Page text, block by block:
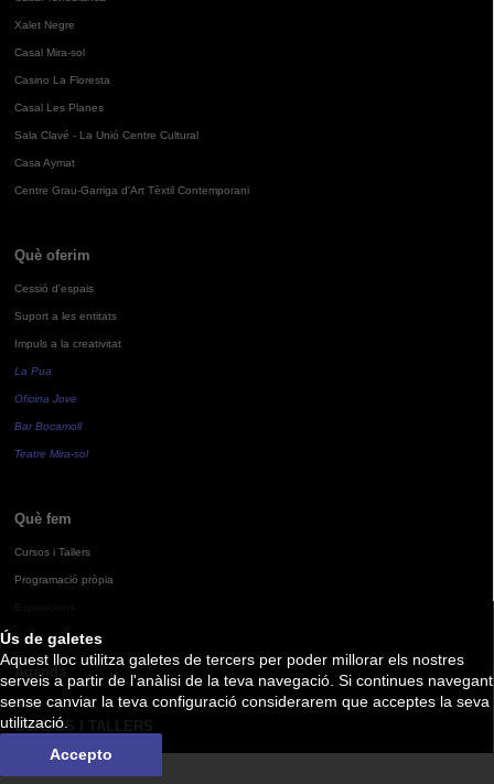
Ús de galetes
Aquest lloc utilitza galetes de tercers per poder millorar els nostres
serveis a partir de l'anàlisi de la teva navegació. Si continues navegant
sense canviar la teva configuració considerarem que acceptes la seva
utilització.
Accepto
Xalet Negre
Casal Mira-sol
Casino La Floresta
Casal Les Planes
Sala Clavé - La Unió Centre Cultural
Casa Aymat
Centre Grau-Garriga d'Art Tèxtil Contemporani
Què oferim
Cessió d'espais
Suport a les entitats
Impuls a la creativitat
La Pua
Oficina Jove
Bar Bocamoll
Teatre Mira-sol
Què fem
Cursos i Tallers
Programació pròpia
Agenda
CURSOS I TALLERS